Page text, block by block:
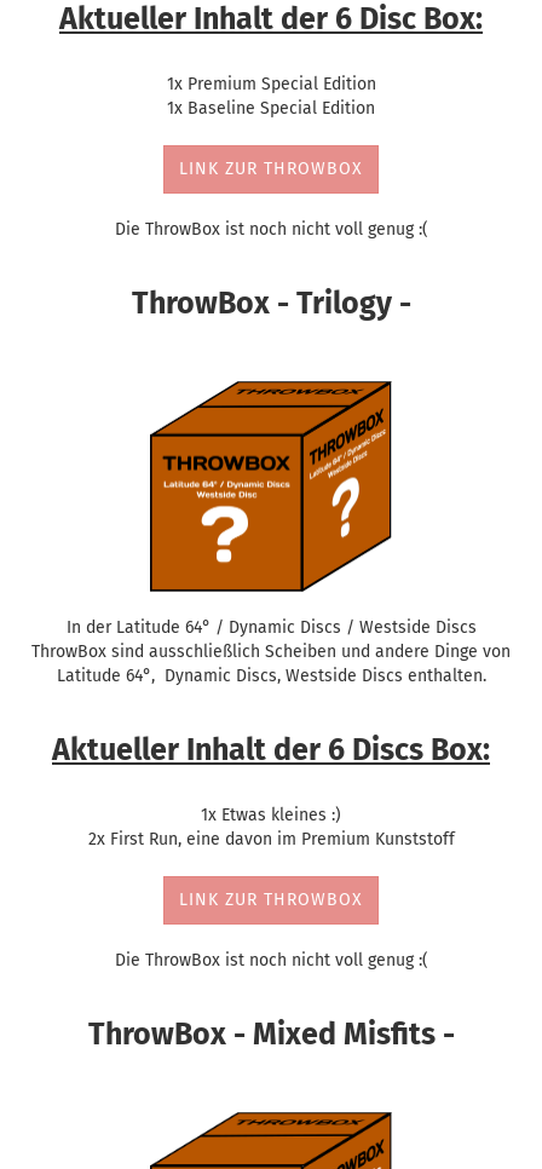
Aktueller Inhalt der 6 Disc Box:
1x Premium Special Edition
1x Baseline Special Edition
LINK ZUR THROWBOX
Die ThrowBox ist noch nicht voll genug :(
ThrowBox - Trilogy -
In der Latitude 64° / Dynamic Discs / Westside Discs
ThrowBox sind ausschließlich Scheiben und andere Dinge von
Latitude 64°, Dynamic Discs, Westside Discs enthalten.
Aktueller Inhalt der 6 Discs Box:
1x Etwas kleines :)
2x First Run, eine davon im Premium Kunststoff
LINK ZUR THROWBOX
Die ThrowBox ist noch nicht voll genug :(
ThrowBox - Mixed Misfits -